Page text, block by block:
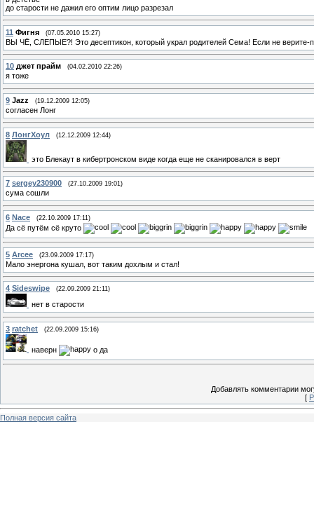
до старости не дажил его оптим лицо разрезал
11 Фигня (07.05.2010 15:27)
ВЫ ЧЁ, СЛЕПЫЕ?! Это десептикон, который украл родителей Сема! Если не верите-
10 джет прайм (04.02.2010 22:26)
я тоже
9 Jazz (19.12.2009 12:05)
согласен Лонг
8 ЛонгХоул (12.12.2009 12:44)
это Блекаут в кибертронском виде когда еще не сканировался в верт
7 sergey230900 (27.10.2009 19:01)
сума сошли
6 Nace (22.10.2009 17:11)
Да сё путём сё круто
5 Arcee (23.09.2009 17:17)
Мало энергона кушал, вот таким дохлым и стал!
4 Sideswipe (22.09.2009 21:11)
нет в старости
3 ratchet (22.09.2009 15:16)
наверн о да
Добавлять комментарии
[
Полная версия сайта